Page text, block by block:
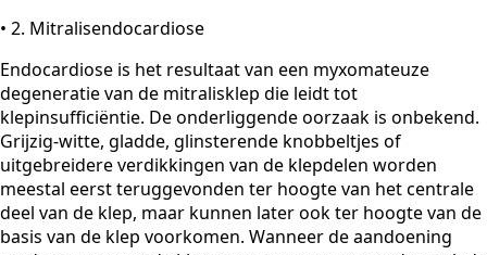
• 2. Mitralisendocardiose
Endocardiose is het resultaat van een myxomateuze
degeneratie van de mitralisklep die leidt tot
klepinsufficiëntie. De onderliggende oorzaak is onbekend.
Grijzig-witte, gladde, glinsterende knobbeltjes of
uitgebreidere verdikkingen van de klepdelen worden
meestal eerst teruggevonden ter hoogte van het centrale
deel van de klep, maar kunnen later ook ter hoogte van de
basis van de klep voorkomen. Wanneer de aandoening